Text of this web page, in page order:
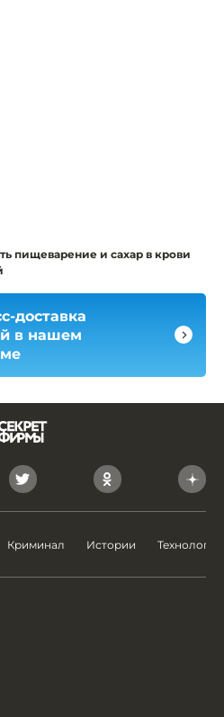
пищеварение и сахар в крови
доставка
в нашем
Криминал Истории Технологии